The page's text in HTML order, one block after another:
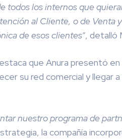
todos los internos que
al Cliente, o de Venta
de esos clientes”, detalló
que Anura presentó
su red comercial y llegar
nuestro programa de
la compañía